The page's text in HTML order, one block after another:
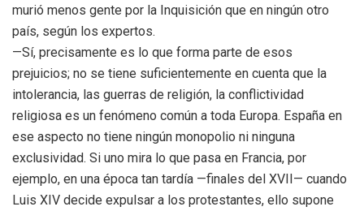
murió menos gente por la Inquisición que en ningún otro
país, según los expertos.
—Sí, precisamente es lo que forma parte de esos
prejuicios; no se tiene suficientemente en cuenta que la
intolerancia, las guerras de religión, la conflictividad
religiosa es un fenómeno común a toda Europa. España en
ese aspecto no tiene ningún monopolio ni ninguna
exclusividad. Si uno mira lo que pasa en Francia, por
ejemplo, en una época tan tardía —finales del XVII— cuando
Luis XIV decide expulsar a los protestantes, ello supone